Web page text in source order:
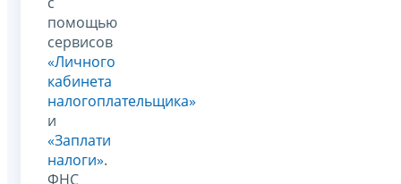
помощью
сервисов
«Личного
кабинета
налогоплательщика»
и
«Заплати
налоги».
ФНС